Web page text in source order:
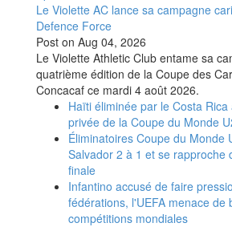
Le Violette AC lance sa campagne
Defence Force
Post on Aug 04, 2026
Le Violette Athletic Club entame sa
quatrième édition de la Coupe des Caraïbes
Concacaf ce mardi 4 août 2026.
Haïti éliminée par le Costa Rica aux
privée de la Coupe du Monde U20
Éliminatoires Coupe du Monde U20 :
Salvador 2 à 1 et se rapproche des
Infantino accusé de faire pression sur
fédérations, l'UEFA menace de
compétitions mondiales